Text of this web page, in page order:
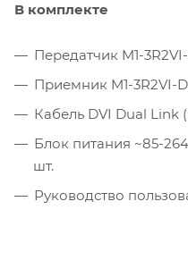
В комплекте
Передатчик M1-
Приемник M1-3R2VI-
Кабель DVI Dual Link
Блок питания ~85-
шт.
Руководство